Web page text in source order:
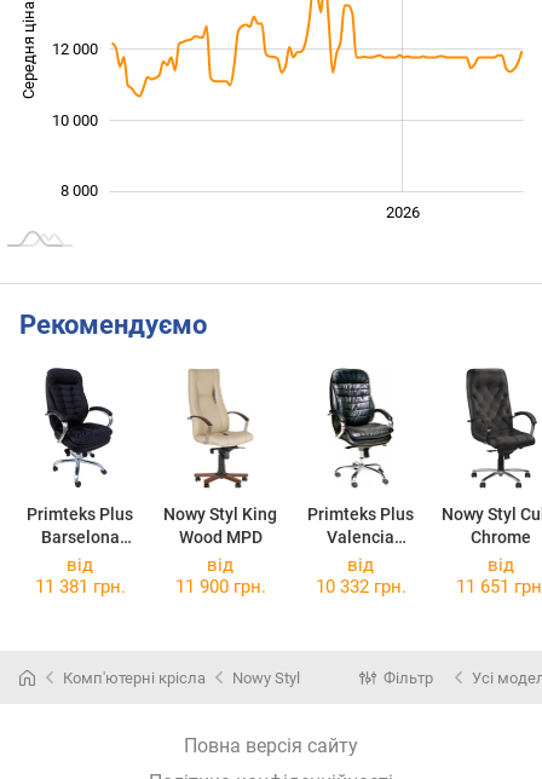
Середня ціна 10 000
8 000
10 000
12 000
2026
Рекомендуємо
Primteks Plus
Barselona
Chrome
Nowy Styl King
Wood MPD
Primteks Plus
Valencia
Chrome
Nowy Styl
Chrome
від
11 381 грн.
від
11 900 грн.
від
10 332 грн.
від
11 651
Комп'ютерні крісла Nowy Styl Фільтр Усі
Повна версія сайту